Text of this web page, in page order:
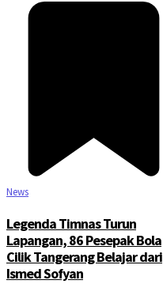
News
Legenda Timnas Turun
Lapangan, 86 Pesepak Bola
Cilik Tangerang Belajar dari
Ismed Sofyan